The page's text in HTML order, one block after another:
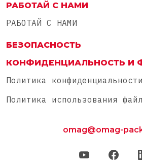
РАБОТАЙ С НАМИ
РАБОТАЙ С НАМИ
БЕЗОПАСНОСТЬ
КОНФИДЕНЦИАЛЬНОСТЬ И
Политика конфиденциальности
Политика использования
omag@omag-